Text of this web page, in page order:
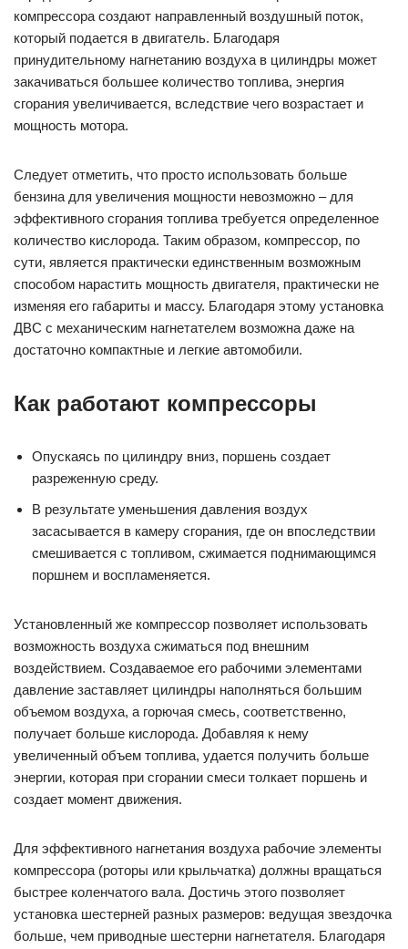
компрессора создают направленный воздушный поток,
который подается в двигатель. Благодаря
принудительному нагнетанию воздуха в цилиндры может
закачиваться большее количество топлива, энергия
сгорания увеличивается, вследствие чего возрастает и
мощность мотора.
Следует отметить, что просто использовать больше
бензина для увеличения мощности невозможно – для
эффективного сгорания топлива требуется определенное
количество кислорода. Таким образом, компрессор, по
сути, является практически единственным возможным
способом нарастить мощность двигателя, практически не
изменяя его габариты и массу. Благодаря этому установка
ДВС с механическим нагнетателем возможна даже на
достаточно компактные и легкие автомобили.
Как работают компрессоры
Опускаясь по цилиндру вниз, поршень создает
разреженную среду.
В результате уменьшения давления воздух
засасывается в камеру сгорания, где он впоследствии
смешивается с топливом, сжимается поднимающимся
поршнем и воспламеняется.
Установленный же компрессор позволяет использовать
возможность воздуха сжиматься под внешним
воздействием. Создаваемое его рабочими элементами
давление заставляет цилиндры наполняться большим
объемом воздуха, а горючая смесь, соответственно,
получает больше кислорода. Добавляя к нему
увеличенный объем топлива, удается получить больше
энергии, которая при сгорании смеси толкает поршень и
создает момент движения.
Для эффективного нагнетания воздуха рабочие элементы
компрессора (роторы или крыльчатка) должны вращаться
быстрее коленчатого вала. Достичь этого позволяет
установка шестерней разных размеров: ведущая звездочка
больше, чем приводные шестерни нагнетателя. Благодаря